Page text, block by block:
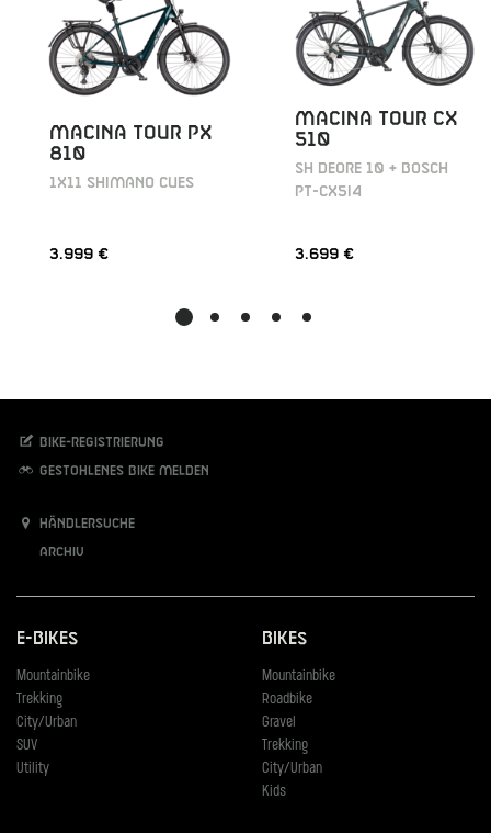
MACINA TOUR PX
810
1X11 SHIMANO CUES
3.999 €
MACINA TOUR CX
510
SH DEORE 10 + BOSCH
PT-CX5I4
3.699 €
Bike-Registrierung
Gestohlenes Bike melden
Händlersuche
Archiv
E-Bikes
Mountainbike
Trekking
City/Urban
SUV
Utility
Bikes
Mountainbike
Roadbike
Gravel
Trekking
City/Urban
Kids